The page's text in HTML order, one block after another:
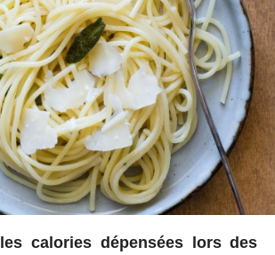
les calories dépensées lors des